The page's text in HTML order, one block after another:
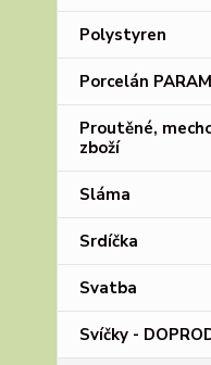
Polystyren
Porcelán
Proutěné,
zboží
Sláma
Srdíčka
Svatba
Svíčky -